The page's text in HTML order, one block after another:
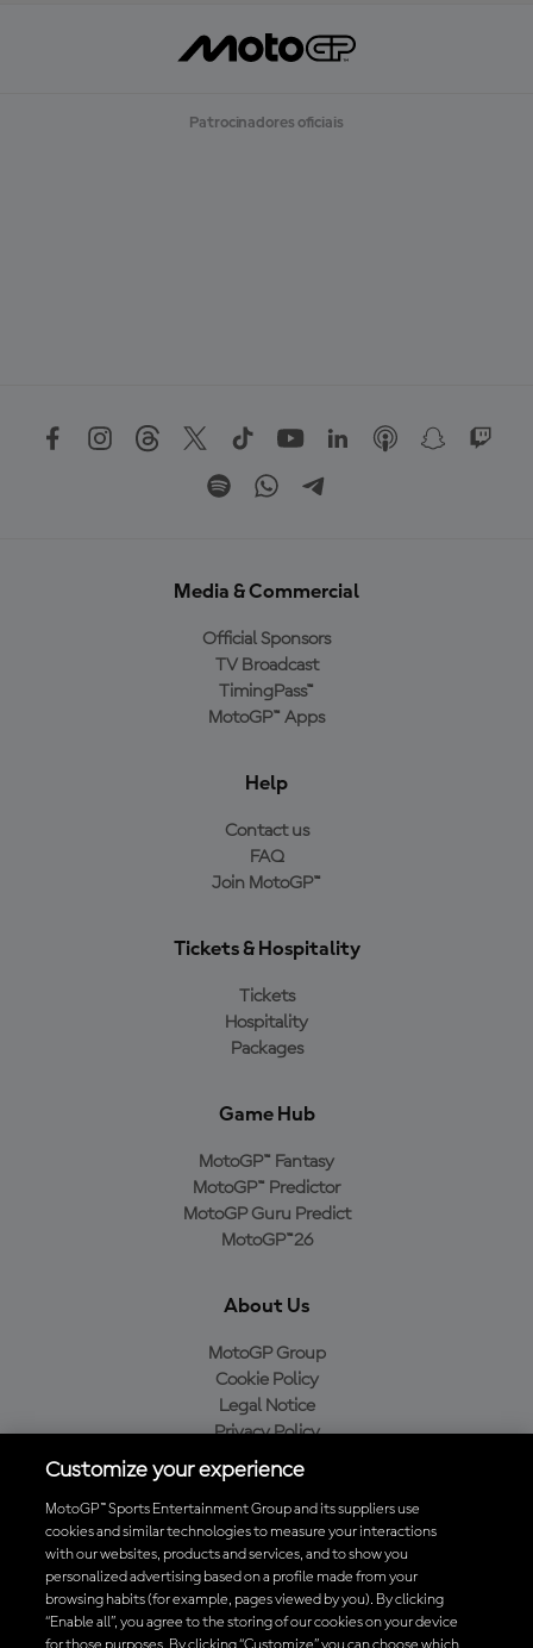
Patrocinadores oficiais
Media & Commercial
Official Sponsors
TV Broadcast
TimingPass™
MotoGP™ Apps
Help
Contact us
FAQ
Join MotoGP™
Tickets & Hospitality
Tickets
Hospitality
Packages
Game Hub
MotoGP™ Fantasy
MotoGP™ Predictor
MotoGP Guru Predict
MotoGP™26
About Us
MotoGP Group
Cookie Policy
Legal Notice
Privacy Policy
Purchase Policy
Baixe o aplicativo oficial da MotoGP™
Customize your experience
MotoGP™ Sports Entertainment Group and its suppliers use
cookies and similar technologies to measure your interactions
with our websites, products and services, and to show you
personalized advertising based on a profile made from your
browsing habits (for example, pages viewed by you). By clicking
“Enable all”, you agree to the storing of our cookies on your device